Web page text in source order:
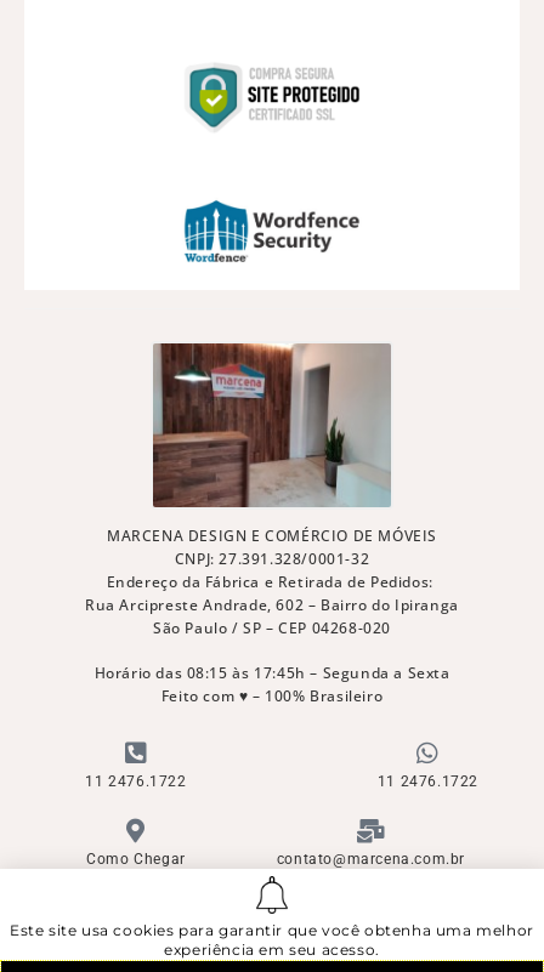
MARCENA DESIGN E COMÉRCIO DE MÓVEIS
CNPJ: 27.391.328/0001-32
Endereço da Fábrica e Retirada de Pedidos:
Rua Arcipreste Andrade, 602 – Bairro do Ipiranga
São Paulo / SP – CEP 04268-020
Horário das 08:15 às 17:45h – Segunda a Sexta
Feito com ♥ – 100% Brasileiro
11 2476.1722 11 2476.1722
Como Chegar contato@marcena.com.br
© Direitos Reservados - Copyright ©
Marcena Design e Comércio de Móveis Ltda
Registros vigentes junto ao INPI nas Diretorias de Marcas, Patentes,
Este site usa cookies para garantir que você obtenha uma melhor
experiência em seu acesso.